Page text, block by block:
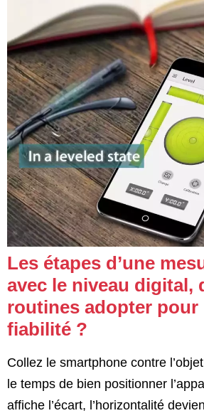
Les étapes d’une
avec le niveau digital,
routines adopter pour
fiabilité ?
Collez le smartphone contre
le temps de bien positionner
affiche l’écart, l’horizontalité